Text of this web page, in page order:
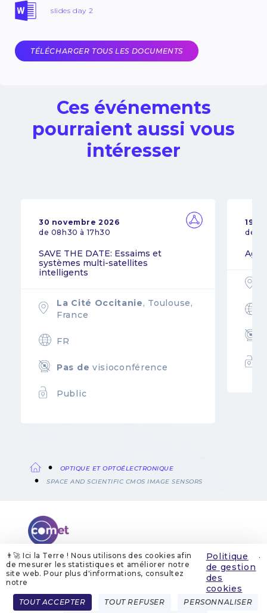
👨‍🚀 Ici la Terre ! Nous utilisons des cookies afin
de mesurer les statistiques et améliorer notre
site web. Pour plus d'informations, consultez
notre
Politique
de gestion
des
cookies
.
TOUT ACCEPTER TOUT REFUSER PERSONNALISER
slides day 2
TÉLÉCHARGER TOUS LES DOCUMENTS
Ces événements
pourraient aussi vous
intéresser
30 novembre 2026
de 08h30 à 17h30
SAVE THE DATE: Essaims et
systèmes multi-satellites
intelligents
La Cité Occitanie, Toulouse,
France
FR
Pas de visioconférence
Public
19
de
Fil
OPTIQUE ET OPTOÉLECTRONIQUE
SPACE AND SCIENTIFIC CMOS IMAGE SENSORS
Menu
QUI SOMMES-NOUS
MENTIONS LÉGALES
GESTION DES COOKIES
POLITIQUE DE GESTION DES COOKIES
FRENCH ENGLISH